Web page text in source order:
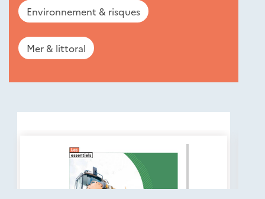
Environnement & risques
Mer & littoral
Nouveautés